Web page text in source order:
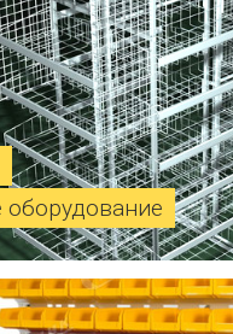
оборудование